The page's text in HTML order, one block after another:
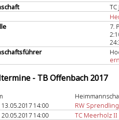
7.
- TB Offenbach 2017
13.05.2017 14:00 RW
20.05.2017 14:00 TC Meerholz II